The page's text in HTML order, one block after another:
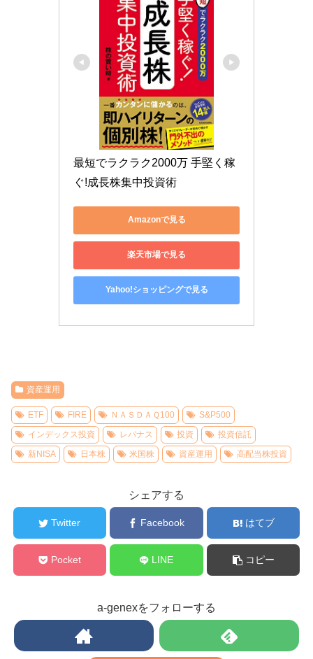
最短でラクラク2000万 手堅く稼
ぐ!成長株集中投資術
Amazonで見る
楽天市場で見る
Yahoo!ショッピングで見る
資産運用
ETF FIRE ＮＡＳＤＡＱ100
S&P500
インデックス投資
レバナス 投資
投資信託
新NISA
日本株 米国株 資産運用 高配当株投資
シェアする
Twitter Facebook はてブ
Pocket LINE コピー
a-genexをフォローする